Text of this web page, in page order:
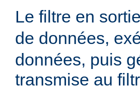
Le filtre en sortie
de données,
données, puis
transmise au